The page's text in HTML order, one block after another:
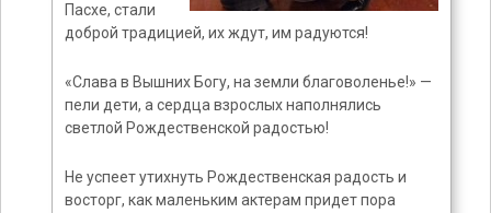
Пасхе, стали
доброй традицией, их ждут, им радуются!
«Слава в Вышних Богу, на земли благоволенье!» —
пели дети, а сердца взрослых наполнялись
светлой Рождественской радостью!
Не успеет утихнуть Рождественская радость и
восторг, как маленьким актерам придет пора